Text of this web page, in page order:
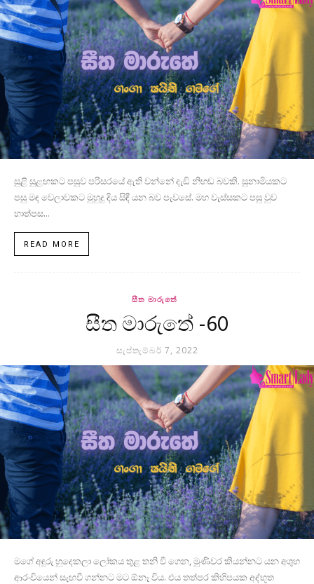
සුළි සුළඟකට පසුව පරිසරයේ ඇති වන්නේ දැඩි නිහඬ බවකි. සුනාමියකට
පසු මඳ වෙලාවකට මුහුදු දිය සිඳී යන බව පැවසේ. මහ වැස්සකට පසු වුව
හාත්පස...
READ MORE
සීත මාරුතේ
සීත මාරුතේ -60
සැප්තැම්බර් 7, 2022
මගේ අඳුරු හුදෙකලා ලෝකය තුළ තනි වී ගෙන, මුණිවර කියන්නට යන අශුභ
ආරංචියෙන් සැඟවී ගන්නට මට ඕනෑ විය. එය තත්පර කිහිපයක අද්භූත